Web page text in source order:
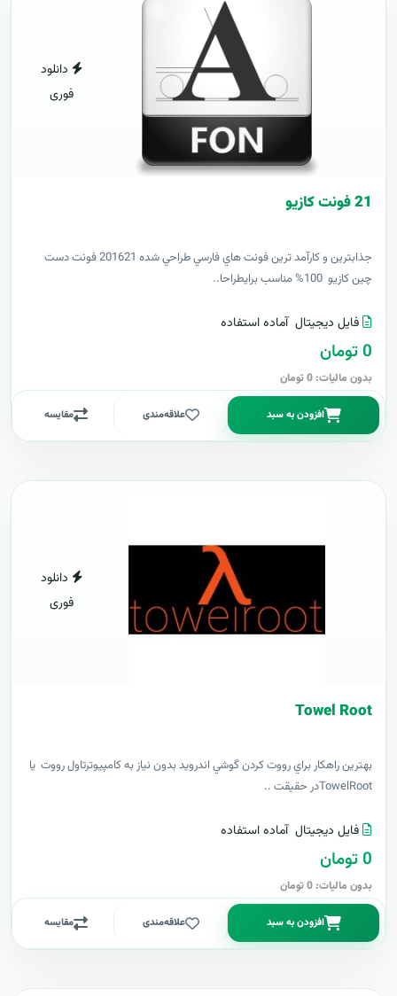
دانلود
فوری
21 فونت کازيو
جذابترين و کارآمد ترين فونت هاي فارسي طراحي شده 201621 فونت دست
چين کازيو 100% مناسب برايطراحا..
فایل دیجیتال آماده استفاده
0 تومان
بدون مالیات: 0 تومان
افزودن به سبد علاقه‌مندی مقایسه
دانلود
فوری
Towel Root
بهترين راهکار براي رووت کردن گوشي اندرويد بدون نياز به کامپيوترتاول رووت يا
TowelRootدر حقيقت ..
فایل دیجیتال آماده استفاده
0 تومان
بدون مالیات: 0 تومان
افزودن به سبد علاقه‌مندی مقایسه